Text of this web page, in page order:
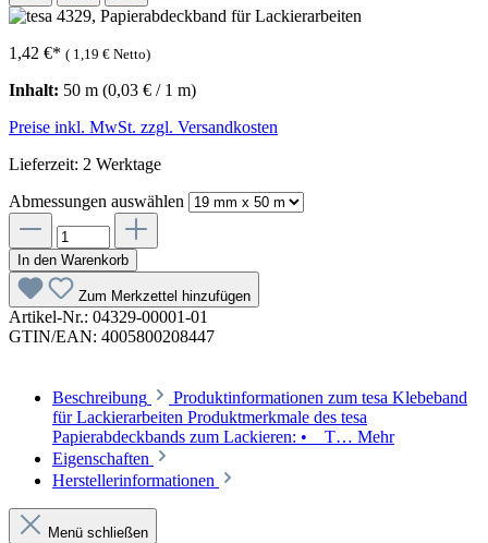
1,42 €* ( 1,19 € Netto)
Inhalt: 50 m (0,03 € / 1 m)
Preise inkl. MwSt. zzgl. Versandkosten
Lieferzeit: 2 Werktage
Abmessungen auswählen
In den Warenkorb
Zum Merkzettel hinzufügen
Artikel-Nr.: 04329-00001-01
GTIN/EAN: 4005800208447
Beschreibung
Produktinformationen zum tesa Klebeband
für Lackierarbeiten Produktmerkmale des tesa
Papierabdeckbands zum Lackieren: • T… Mehr
Eigenschaften
Herstellerinformationen
Menü schließen